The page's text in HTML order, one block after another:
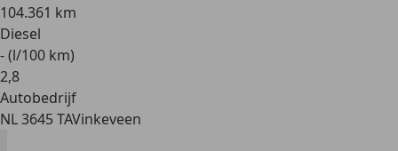
104.361 km
Diesel
- (l/100 km)
2,8
Autobedrijf
NL 3645 TAVinkeveen